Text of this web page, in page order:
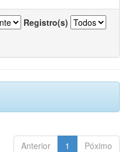
Registro(s)
Anterior 1 Póximo